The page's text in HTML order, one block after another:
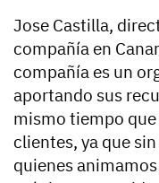
Jose Castilla,
compañía en
compañía es un
aportando sus
mismo tiempo
clientes, ya que
quienes